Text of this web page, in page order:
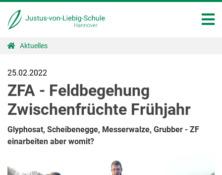
Aktuelles
25.02.2022
ZFA - Feldbegehung
Zwischenfrüchte Frühjahr
Glyphosat, Scheibenegge, Messerwalze, Grubber - ZF
einarbeiten aber womit?